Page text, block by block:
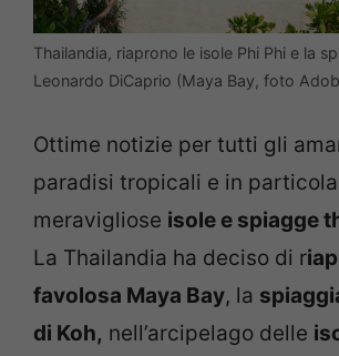
Thailandia, riaprono le isole Phi Phi e la
Leonardo DiCaprio (Maya Bay, foto
Ottime notizie per tutti gli
paradisi tropicali e in
meravigliose isole e spiagge
La Thailandia ha deciso di r
favolosa Maya Bay, la
di Koh, nell’arcipelago delle